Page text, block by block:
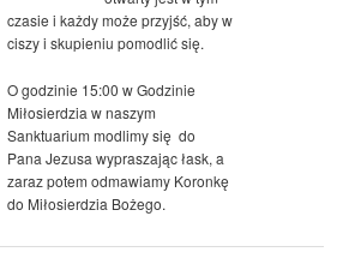
czasie i każdy może przyjść, aby w
ciszy i skupieniu pomodlić się.
O godzinie 15:00 w Godzinie
Miłosierdzia w naszym
Sanktuarium modlimy się do
Pana Jezusa wypraszając łask, a
zaraz potem odmawiamy Koronkę
do Miłosierdzia Bożego.